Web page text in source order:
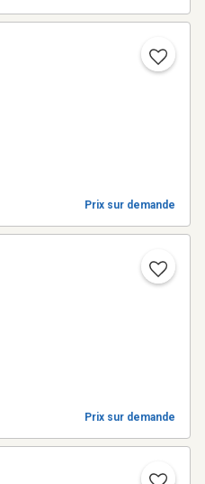
Prix sur demande
Prix sur demande